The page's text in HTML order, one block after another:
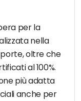
per la
nella
oltre che
al 100%.
più adatta
anche per